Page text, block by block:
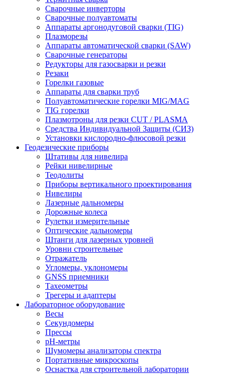
Сварочные инверторы
Сварочные полуавтоматы
Аппараты аргонодуговой сварки (TIG)
Плазморезы
Аппараты автоматической сварки (SAW)
Сварочные генераторы
Редукторы для газосварки и резки
Резаки
Горелки газовые
Аппараты для сварки труб
Полуавтоматические горелки MIG/MAG
TIG горелки
Плазмотроны для резки CUT / PLASMA
Средства Индивидуальной Защиты (СИЗ)
Установки кислородно-флюсовой резки
Геодезические приборы
Штативы для нивелира
Рейки нивелирные
Теодолиты
Приборы вертикального проектирования
Нивелиры
Лазерные дальномеры
Дорожные колеса
Рулетки измерительные
Оптические дальномеры
Штанги для лазерных уровней
Уровни строительные
Отражатель
Угломеры, уклономеры
GNSS приемники
Тахеометры
Трегеры и адаптеры
Лабораторное оборудование
Весы
Секундомеры
Прессы
pH-метры
Шумомеры анализаторы спектра
Портативные микроскопы
Оснастка для строительной лаборатории